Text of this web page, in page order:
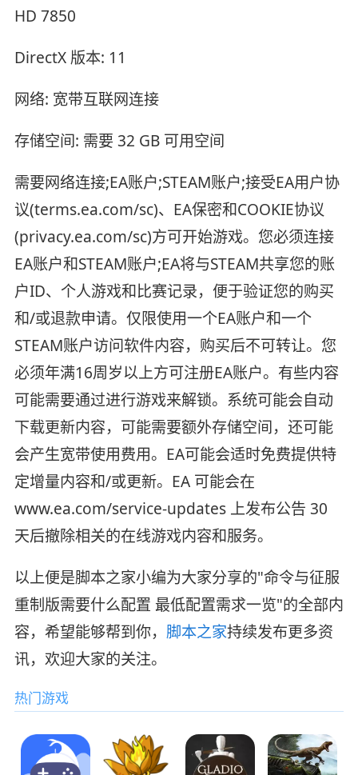
HD 7850
DirectX 版本: 11
网络: 宽带互联网连接
存储空间: 需要 32 GB 可用空间
需要网络连接;EA账户;STEAM账户;接受EA用户协
议(terms.ea.com/sc)、EA保密和COOKIE协议
(privacy.ea.com/sc)方可开始游戏。您必须连接
EA账户和STEAM账户;EA将与STEAM共享您的账
户ID、个人游戏和比赛记录，便于验证您的购买
和/或退款申请。仅限使用一个EA账户和一个
STEAM账户访问软件内容，购买后不可转让。您
必须年满16周岁以上方可注册EA账户。有些内容
可能需要通过进行游戏来解锁。系统可能会自动
下载更新内容，可能需要额外存储空间，还可能
会产生宽带使用费用。EA可能会适时免费提供特
定增量内容和/或更新。EA 可能会在
www.ea.com/service-updates 上发布公告 30
天后撤除相关的在线游戏内容和服务。
以上便是脚本之家小编为大家分享的"命令与征服
重制版需要什么配置 最低配置需求一览"的全部内
容，希望能够帮到你， 脚本之家持续发布更多资
讯，欢迎大家的关注。
热门游戏